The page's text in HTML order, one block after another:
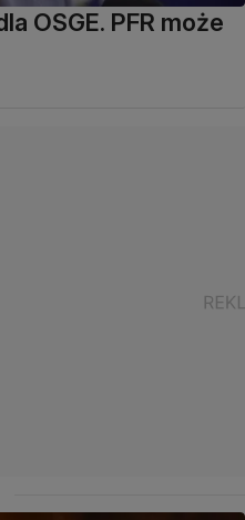
OSGE. PFR może